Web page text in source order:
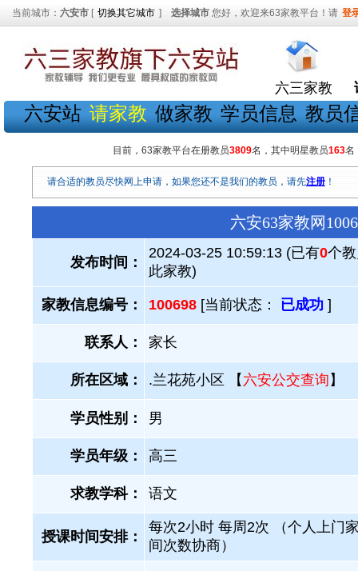
当前城市： 六安市 [ 切换其它城市 ] 选择城市 您好，欢迎来63家教平台！请 登
六三家教
六安站 请家教 做家教 学员信息 教员
目前，63家教平台在册教员3809名，其中明星教员163名
请合适的教员尽快网上申请，如果您还不是我们的教员，请先注册 ！
六安63家教网
发布时间：
2024-03-25 10:59:13 (已有0个
此家教)
家教信息编号： 100698 [当前状态： 已成功 ]
联系人： 家长
所在区域： .兰花苑小区 【 六安公交查询 】
学员性别： 男
学员年级： 高三
求教学科： 语文
授课时间安排：
每次2小时 每周2次 （个人上门
间次数协商）